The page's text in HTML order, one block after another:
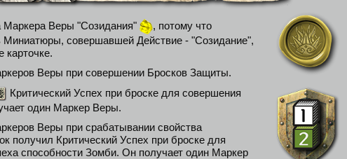
Маркера Веры "Созидания"
, потому что
Миниатюры, совершавшей Действие - "Созидание",
карточке.
Веры при совершении Бросков Защиты.
Критический Успех при броске для совершения
один Маркер Веры.
Веры при срабатывании свойства
получил Критический Успех при броске для
способности Зомби. Он получает один Маркер